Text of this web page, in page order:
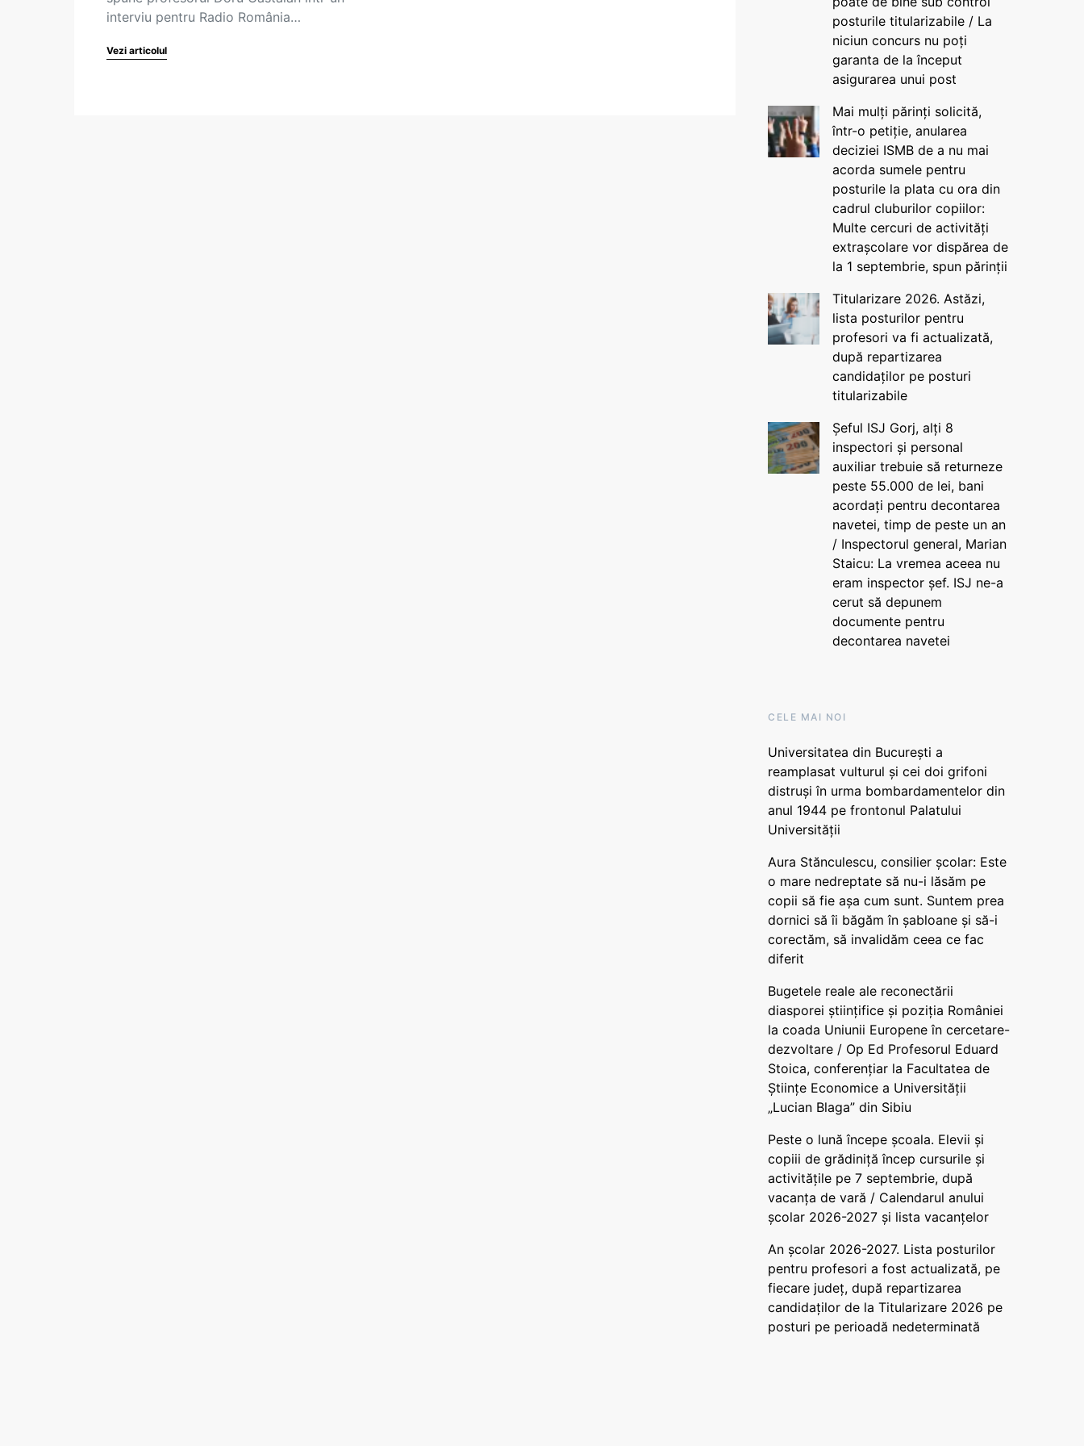
interviu pentru Radio România…
Vezi articolul
posturile titularizabile / La
niciun concurs nu poți
garanta de la început
asigurarea unui post
Mai mulți părinți solicită,
într-o petiție, anularea
deciziei ISMB de a nu mai
acorda sumele pentru
posturile la plata cu ora din
cadrul cluburilor copiilor:
Multe cercuri de activități
extrașcolare vor dispărea de
la 1 septembrie, spun părinții
Titularizare 2026. Astăzi,
lista posturilor pentru
profesori va fi actualizată,
după repartizarea
candidaților pe posturi
titularizabile
Șeful ISJ Gorj, alți 8
inspectori și personal
auxiliar trebuie să returneze
peste 55.000 de lei, bani
acordați pentru decontarea
navetei, timp de peste un an
/ Inspectorul general, Marian
Staicu: La vremea aceea nu
eram inspector șef. ISJ ne-a
cerut să depunem
documente pentru
decontarea navetei
CELE MAI NOI
Universitatea din București a
reamplasat vulturul și cei doi grifoni
distruși în urma bombardamentelor din
anul 1944 pe frontonul Palatului
Universității
Aura Stănculescu, consilier școlar: Este
o mare nedreptate să nu-i lăsăm pe
copii să fie așa cum sunt. Suntem prea
dornici să îi băgăm în șabloane și să-i
corectăm, să invalidăm ceea ce fac
diferit
Bugetele reale ale reconectării
diasporei științifice și poziția României
la coada Uniunii Europene în cercetare-
dezvoltare / Op Ed Profesorul Eduard
Stoica, conferențiar la Facultatea de
Științe Economice a Universității
„Lucian Blaga” din Sibiu
Peste o lună începe școala. Elevii și
copiii de grădiniță încep cursurile și
activitățile pe 7 septembrie, după
vacanța de vară / Calendarul anului
școlar 2026-2027 și lista vacanțelor
An școlar 2026-2027. Lista posturilor
pentru profesori a fost actualizată, pe
fiecare județ, după repartizarea
candidaților de la Titularizare 2026 pe
posturi pe perioadă nedeterminată